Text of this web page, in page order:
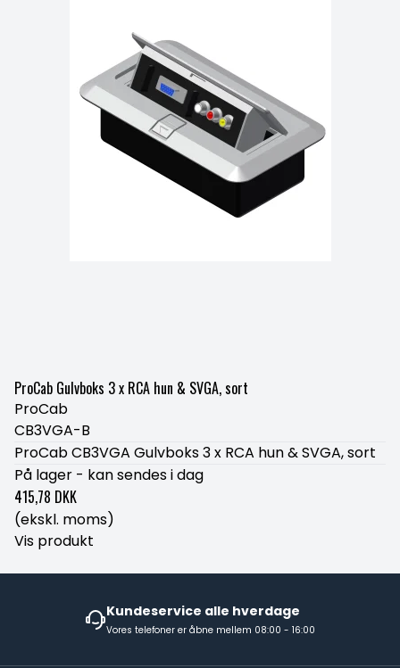
ProCab Gulvboks 3 x RCA hun & SVGA, sort
ProCab
CB3VGA-B
ProCab CB3VGA Gulvboks 3 x RCA hun & SVGA, sort
På lager - kan sendes i dag
415,78 DKK
(ekskl. moms)
Vis produkt
Kundeservice alle hverdage
Vores telefoner er åbne mellem 08:00 - 16:00